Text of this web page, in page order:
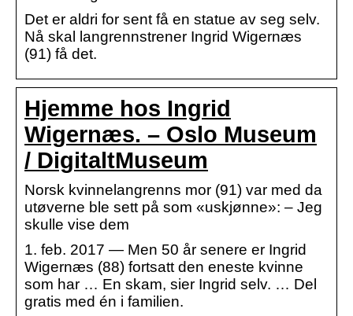
Det er aldri for sent få en statue av seg selv.
Nå skal langrennstrener Ingrid Wigernæs
(91) få det.
Hjemme hos Ingrid
Wigernæs. – Oslo Museum
/ DigitaltMuseum
Norsk kvinnelangrenns mor (91) var med da
utøverne ble sett på som «uskjønne»: – Jeg
skulle vise dem
1. feb. 2017 — Men 50 år senere er Ingrid
Wigernæs (88) fortsatt den eneste kvinne
som har … En skam, sier Ingrid selv. … Del
gratis med én i familien.